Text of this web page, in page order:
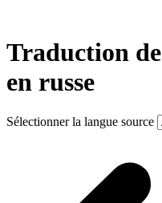
Traduction
en russe
Sélectionner la langue source